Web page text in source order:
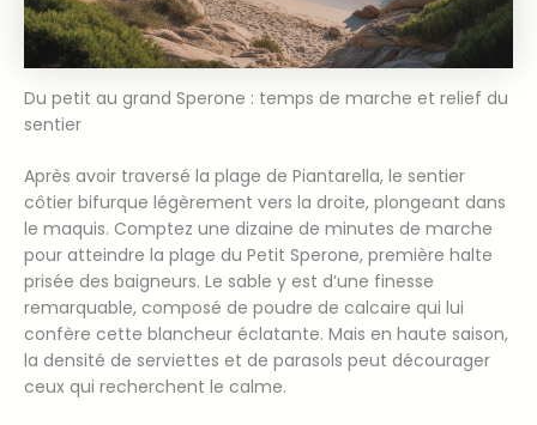
Du petit au grand Sperone : temps de marche et relief du
sentier
Après avoir traversé la plage de Piantarella, le sentier
côtier bifurque légèrement vers la droite, plongeant dans
le maquis. Comptez une dizaine de minutes de marche
pour atteindre la plage du Petit Sperone, première halte
prisée des baigneurs. Le sable y est d’une finesse
remarquable, composé de poudre de calcaire qui lui
confère cette blancheur éclatante. Mais en haute saison,
la densité de serviettes et de parasols peut décourager
ceux qui recherchent le calme.